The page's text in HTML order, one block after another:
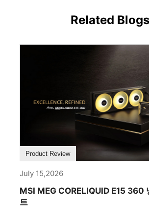
Related Blogs
Product Review
July 15,2026
MSI MEG CORELIQUID E15 360
트